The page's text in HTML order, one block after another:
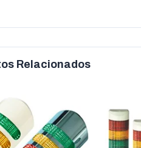
Relacionados